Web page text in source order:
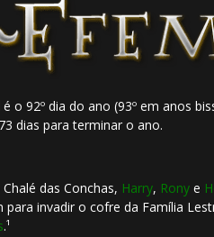
é o 92º dia do ano (93º em anos
dias para terminar o ano.
das Conchas, Harry, Ronye
para invadir o cofre da Família
.¹